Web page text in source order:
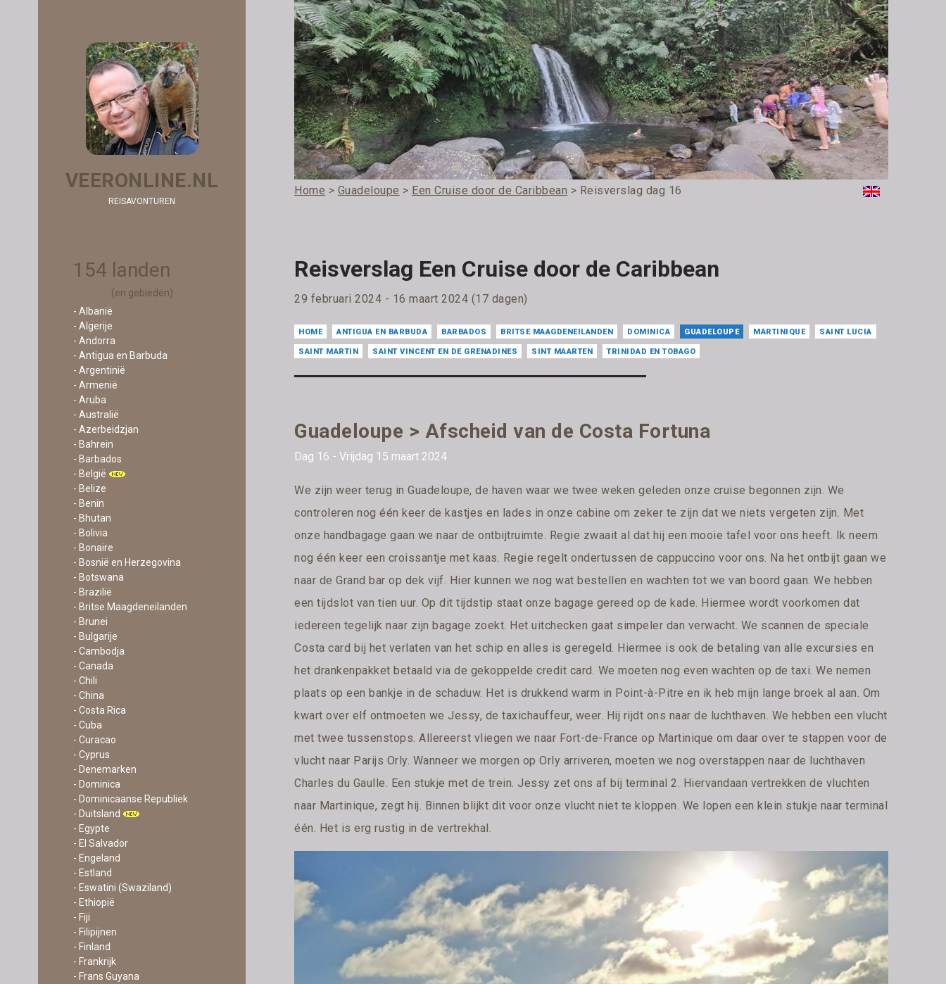
VEERONLINE.NL
REISAVONTUREN
154 landen
(en gebieden)
- Albanië
- Algerije
- Andorra
- Antigua en Barbuda
- Argentinië
- Armenië
- Aruba
- Australië
- Azerbeidzjan
- Bahrein
- Barbados
- België
- Belize
- Benin
- Bhutan
- Bolivia
- Bonaire
- Bosnië en Herzegovina
- Botswana
- Brazilië
- Britse Maagdeneilanden
- Brunei
- Bulgarije
- Cambodja
- Canada
- Chili
- China
- Costa Rica
- Cuba
- Curacao
- Cyprus
- Denemarken
- Dominica
- Dominicaanse Republiek
- Duitsland
- Egypte
- El Salvador
- Engeland
- Estland
- Eswatini (Swaziland)
- Ethiopië
- Fiji
- Filipijnen
- Finland
- Frankrijk
- Frans Guyana
Home > Guadeloupe > Een Cruise door de Caribbean > Reisverslag dag 16
Reisverslag Een Cruise door de Caribbean
29 februari 2024 - 16 maart 2024 (17 dagen)
HOME ANTIGUA EN BARBUDA BARBADOS BRITSE MAAGDENEILANDEN DOMINICA GUADELOUPE MARTINIQUE SAINT LUCIA
SAINT MARTIN SAINT VINCENT EN DE GRENADINES SINT MAARTEN TRINIDAD EN TOBAGO
Guadeloupe > Afscheid van de Costa Fortuna
Dag 16 - Vrijdag 15 maart 2024
We zijn weer terug in Guadeloupe, de haven waar we twee weken geleden onze cruise begonnen zijn. We
controleren nog één keer de kastjes en lades in onze cabine om zeker te zijn dat we niets vergeten zijn. Met
onze handbagage gaan we naar de ontbijtruimte. Regie zwaait al dat hij een mooie tafel voor ons heeft. Ik neem
nog één keer een croissantje met kaas. Regie regelt ondertussen de cappuccino voor ons. Na het ontbijt gaan we
naar de Grand bar op dek vijf. Hier kunnen we nog wat bestellen en wachten tot we van boord gaan. We hebben
een tijdslot van tien uur. Op dit tijdstip staat onze bagage gereed op de kade. Hiermee wordt voorkomen dat
iedereen tegelijk naar zijn bagage zoekt. Het uitchecken gaat simpeler dan verwacht. We scannen de speciale
Costa card bij het verlaten van het schip en alles is geregeld. Hiermee is ook de betaling van alle excursies en
het drankenpakket betaald via de gekoppelde credit card. We moeten nog even wachten op de taxi. We nemen
plaats op een bankje in de schaduw. Het is drukkend warm in Point-à-Pitre en ik heb mijn lange broek al aan. Om
kwart over elf ontmoeten we Jessy, de taxichauffeur, weer. Hij rijdt ons naar de luchthaven. We hebben een vlucht
met twee tussenstops. Allereerst vliegen we naar Fort-de-France op Martinique om daar over te stappen voor de
vlucht naar Parijs Orly. Wanneer we morgen op Orly arriveren, moeten we nog overstappen naar de luchthaven
Charles du Gaulle. Een stukje met de trein. Jessy zet ons af bij terminal 2. Hiervandaan vertrekken de vluchten
naar Martinique, zegt hij. Binnen blijkt dit voor onze vlucht niet te kloppen. We lopen een klein stukje naar terminal
één. Het is erg rustig in de vertrekhal.